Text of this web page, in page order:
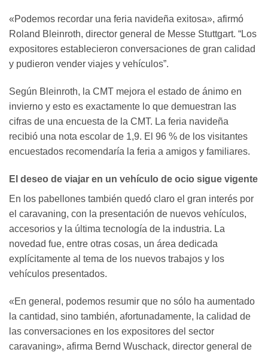
«Podemos recordar una feria navideña exitosa», afirmó
Roland Bleinroth, director general de Messe Stuttgart. “Los
expositores establecieron conversaciones de gran calidad
y pudieron vender viajes y vehículos”.
Según Bleinroth, la CMT mejora el estado de ánimo en
invierno y esto es exactamente lo que demuestran las
cifras de una encuesta de la CMT. La feria navideña
recibió una nota escolar de 1,9. El 96 % de los visitantes
encuestados recomendaría la feria a amigos y familiares.
El deseo de viajar en un vehículo de ocio sigue vigente
En los pabellones también quedó claro el gran interés por
el caravaning, con la presentación de nuevos vehículos,
accesorios y la última tecnología de la industria. La
novedad fue, entre otras cosas, un área dedicada
explícitamente al tema de los nuevos trabajos y los
vehículos presentados.
«En general, podemos resumir que no sólo ha aumentado
la cantidad, sino también, afortunadamente, la calidad de
las conversaciones en los expositores del sector
caravaning», afirma Bernd Wuschack, director general de